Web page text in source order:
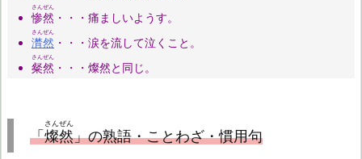
惨然
さんぜん
・・・痛ましいようす。
潸然
さんぜん
・・・涙を流して泣くこと。
粲然
さんぜん
・・・燦然と同じ。
「燦然
さんぜん
」の熟語・ことわざ・慣用句